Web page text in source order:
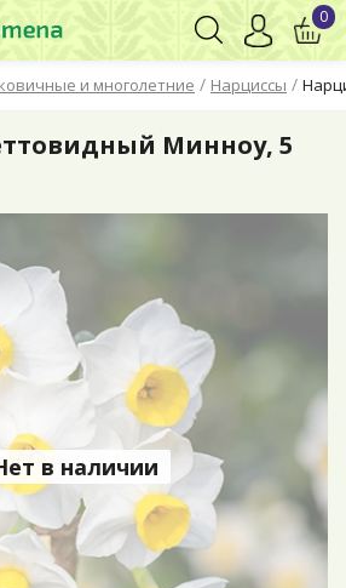
и многолетние / Нарциссы /
0
Минноу, 5
в наличии